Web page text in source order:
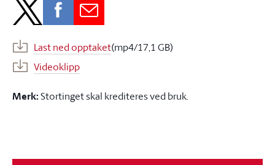
Last ned opptaket(mp4/17,1 GB)
Videoklipp
Merk:Stortinget skal krediteres ved bruk.